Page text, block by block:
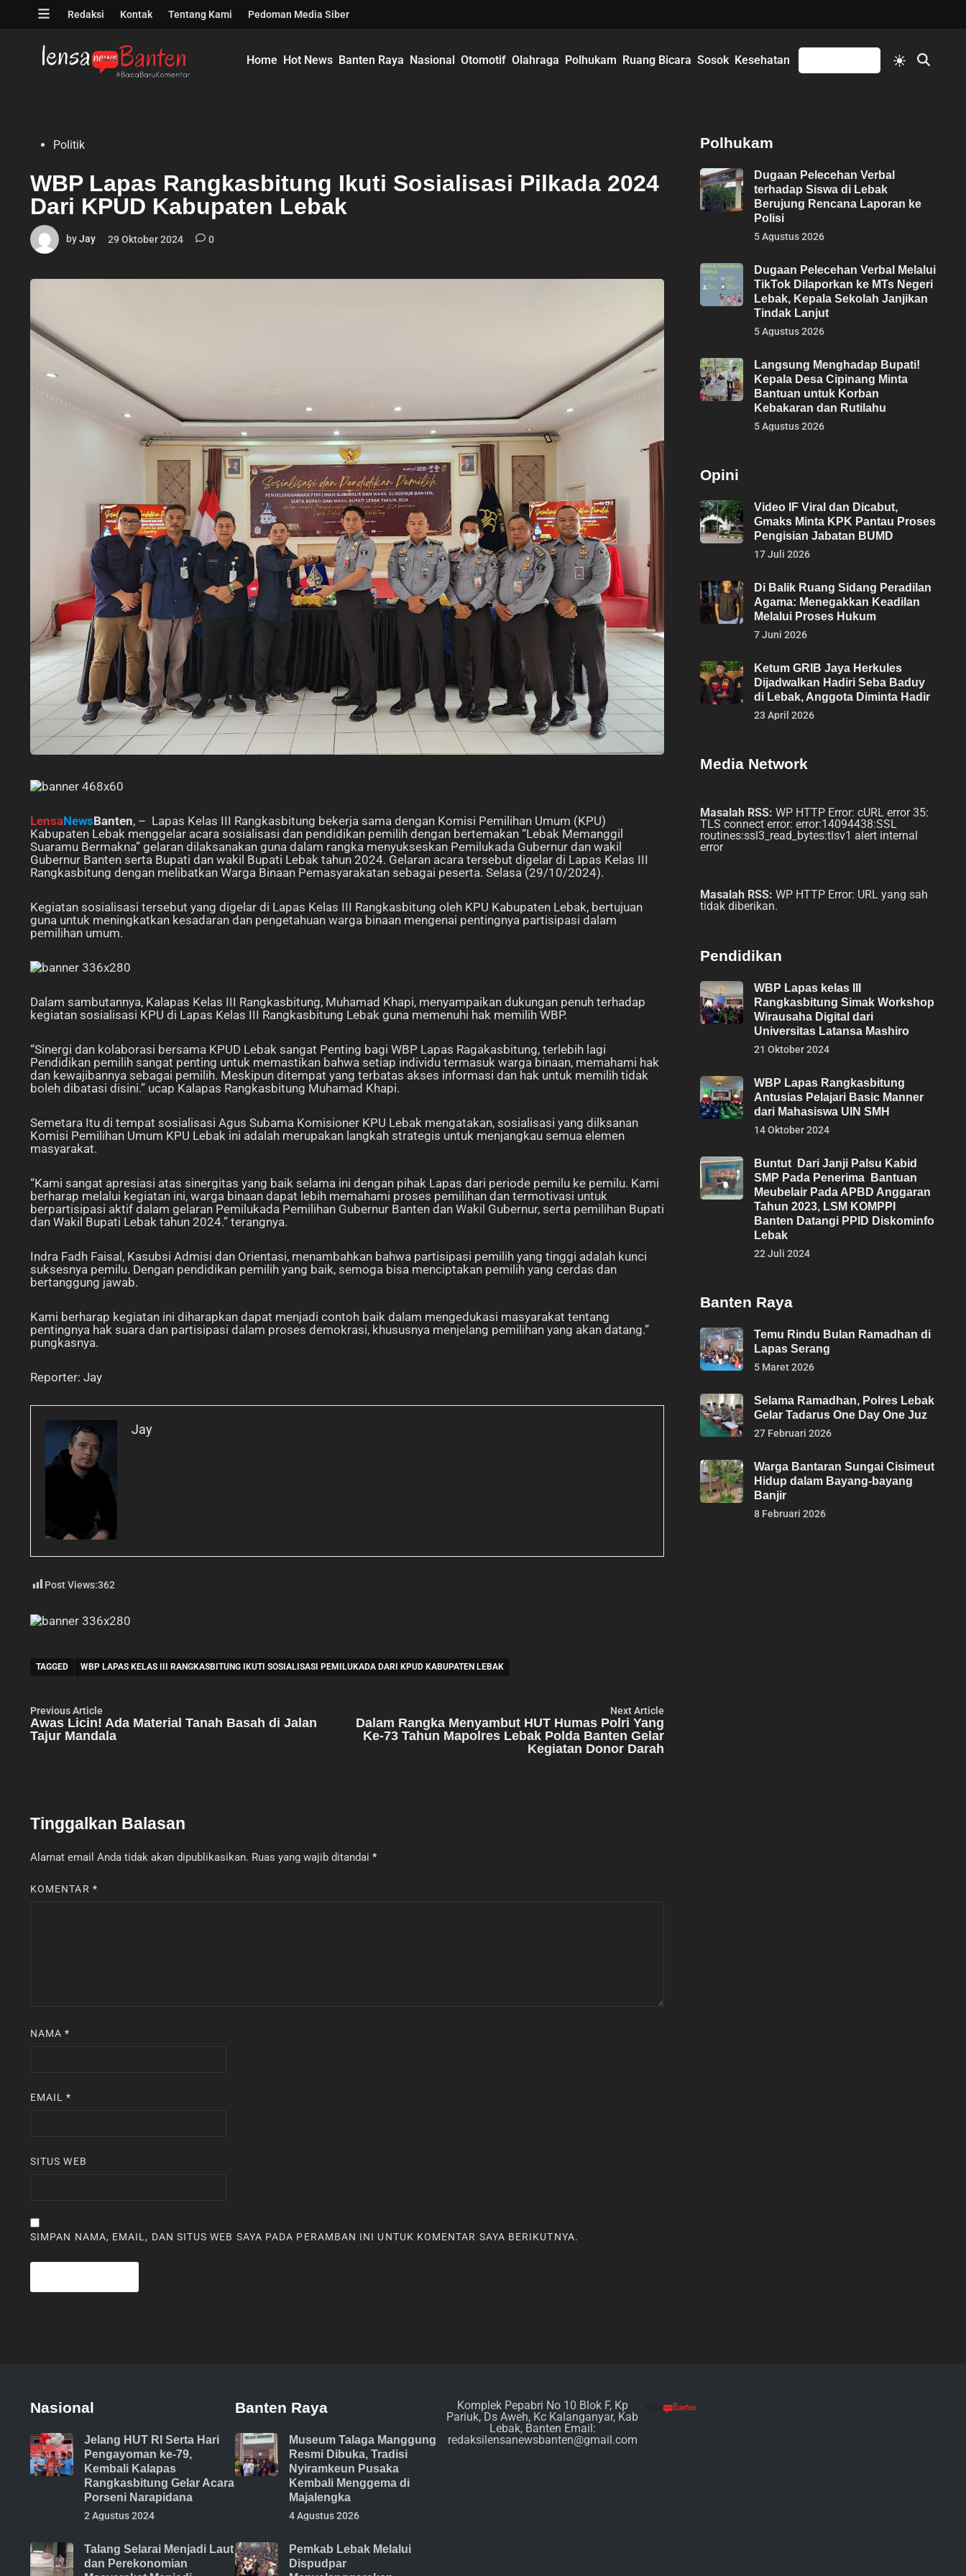
Open
Redaksi Kontak Tentang Kami Pedoman Media Siber
Home Hot News Banten Raya Nasional Otomotif Olahraga Polhukam Ruang Bicara Sosok Kesehatan
Switch
to
Open
PostedPolitik
WBP Lapas Rangkasbitung Ikuti Sosialisasi Pilkada 2024
Dari KPUD Kabupaten Lebak
byJay 29 Oktober 2024 0
LensaNewsBanten, – Lapas Kelas III Rangkasbitung bekerja sama dengan Komisi Pemilihan Umum (KPU)
Kabupaten Lebak menggelar acara sosialisasi dan pendidikan pemilih dengan bertemakan “Lebak Memanggil
Suaramu Bermakna” gelaran dilaksanakan guna dalam rangka menyukseskan Pemilukada Gubernur dan wakil
Gubernur Banten serta Bupati dan wakil Bupati Lebak tahun 2024. Gelaran acara tersebut digelar di Lapas Kelas III
Rangkasbitung dengan melibatkan Warga Binaan Pemasyarakatan sebagai peserta. Selasa (29/10/2024).
Kegiatan sosialisasi tersebut yang digelar di Lapas Kelas III Rangkasbitung oleh KPU Kabupaten Lebak, bertujuan
guna untuk meningkatkan kesadaran dan pengetahuan warga binaan mengenai pentingnya partisipasi dalam
pemilihan umum.
Dalam sambutannya, Kalapas Kelas III Rangkasbitung, Muhamad Khapi, menyampaikan dukungan penuh terhadap
kegiatan sosialisasi KPU di Lapas Kelas III Rangkasbitung Lebak guna memenuhi hak memilih WBP.
“Sinergi dan kolaborasi bersama KPUD Lebak sangat Penting bagi WBP Lapas Ragakasbitung, terlebih lagi
Pendidikan pemilih sangat penting untuk memastikan bahwa setiap individu termasuk warga binaan, memahami hak
dan kewajibannya sebagai pemilih. Meskipun ditempat yang terbatas akses informasi dan hak untuk memilih tidak
boleh dibatasi disini.” ucap Kalapas Rangkasbitung Muhamad Khapi.
Semetara Itu di tempat sosialisasi Agus Subama Komisioner KPU Lebak mengatakan, sosialisasi yang dilksanan
Komisi Pemilihan Umum KPU Lebak ini adalah merupakan langkah strategis untuk menjangkau semua elemen
masyarakat.
“Kami sangat apresiasi atas sinergitas yang baik selama ini dengan pihak Lapas dari periode pemilu ke pemilu. Kami
berharap melalui kegiatan ini, warga binaan dapat lebih memahami proses pemilihan dan termotivasi untuk
berpartisipasi aktif dalam gelaran Pemilukada Pemilihan Gubernur Banten dan Wakil Gubernur, serta pemilihan Bupati
dan Wakil Bupati Lebak tahun 2024.” terangnya.
Indra Fadh Faisal, Kasubsi Admisi dan Orientasi, menambahkan bahwa partisipasi pemilih yang tinggi adalah kunci
suksesnya pemilu. Dengan pendidikan pemilih yang baik, semoga bisa menciptakan pemilih yang cerdas dan
bertanggung jawab.
Kami berharap kegiatan ini diharapkan dapat menjadi contoh baik dalam mengedukasi masyarakat tentang
pentingnya hak suara dan partisipasi dalam proses demokrasi, khususnya menjelang pemilihan yang akan datang.”
pungkasnya.
Reporter: Jay
Jay
Post Views:362
TAGGED WBP LAPAS KELAS III RANGKASBITUNG IKUTI SOSIALISASI PEMILUKADA DARI KPUD KABUPATEN LEBAK
Navigasi
pos
Previous Article
article:
Awas Licin! Ada Material Tanah Basah di Jalan
Tajur Mandala
Next Article
Dalam Rangka Menyambut HUT Humas Polri Yang
Ke-73 Tahun Mapolres Lebak Polda Banten Gelar
Kegiatan Donor Darah
Tinggalkan Balasan
Alamat email Anda tidak akan dipublikasikan. Ruas yang wajib ditandai *
KOMENTAR *
NAMA*
EMAIL*
SITUS WEB
SIMPAN NAMA, EMAIL, DAN SITUS WEB SAYA PADA PERAMBAN INI UNTUK KOMENTAR SAYA BERIKUTNYA.
Polhukam
Dugaan Pelecehan Verbal
terhadap Siswa di Lebak
Berujung Rencana Laporan ke
Polisi
5 Agustus 2026
Dugaan Pelecehan Verbal Melalui
TikTok Dilaporkan ke MTs Negeri
Lebak, Kepala Sekolah Janjikan
Tindak Lanjut
5 Agustus 2026
Langsung Menghadap Bupati!
Kepala Desa Cipinang Minta
Bantuan untuk Korban
Kebakaran dan Rutilahu
5 Agustus 2026
Opini
Video IF Viral dan Dicabut,
Gmaks Minta KPK Pantau Proses
Pengisian Jabatan BUMD
17 Juli 2026
Di Balik Ruang Sidang Peradilan
Agama: Menegakkan Keadilan
Melalui Proses Hukum
7 Juni 2026
Ketum GRIB Jaya Herkules
Dijadwalkan Hadiri Seba Baduy
di Lebak, Anggota Diminta Hadir
23 April 2026
Media Network
Masalah RSS: WP HTTP Error: cURL error 35:
TLS connect error: error:14094438:SSL
routines:ssl3_read_bytes:tlsv1 alert internal
error
Masalah RSS: WP HTTP Error: URL yang sah
tidak diberikan.
Pendidikan
WBP Lapas kelas III
Rangkasbitung Simak Workshop
Wirausaha Digital dari
Universitas Latansa Mashiro
21 Oktober 2024
WBP Lapas Rangkasbitung
Antusias Pelajari Basic Manner
dari Mahasiswa UIN SMH
14 Oktober 2024
Buntut Dari Janji Palsu Kabid
SMP Pada Penerima Bantuan
Meubelair Pada APBD Anggaran
Tahun 2023, LSM KOMPPI
Banten Datangi PPID Diskominfo
Lebak
22 Juli 2024
Banten Raya
Temu Rindu Bulan Ramadhan di
Lapas Serang
5 Maret 2026
Selama Ramadhan, Polres Lebak
Gelar Tadarus One Day One Juz
27 Februari 2026
Warga Bantaran Sungai Cisimeut
Hidup dalam Bayang-bayang
Banjir
8 Februari 2026
Nasional
Jelang HUT RI Serta Hari
Pengayoman ke-79,
Kembali Kalapas
Rangkasbitung Gelar Acara
Porseni Narapidana
2 Agustus 2024
Talang Selarai Menjadi Laut
dan Perekonomian
Banten Raya
Museum Talaga Manggung
Resmi Dibuka, Tradisi
Nyiramkeun Pusaka
Kembali Menggema di
Majalengka
4 Agustus 2026
Pemkab Lebak Melalui
Dispudpar
Komplek Pepabri No 10 Blok F, Kp
Pariuk, Ds Aweh, Kc Kalanganyar, Kab
Lebak, Banten Email:
redaksilensanewsbanten@gmail.com